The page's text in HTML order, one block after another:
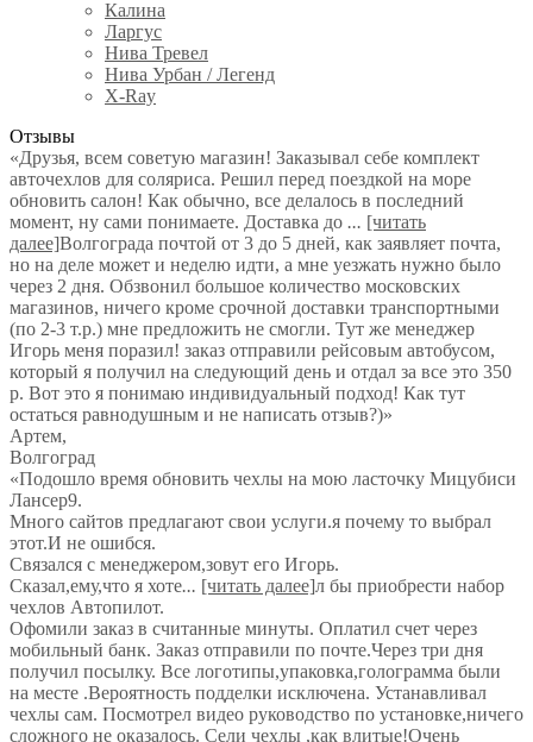
Калина
Ларгус
Нива Тревел
Нива Урбан / Легенд
X-Ray
Отзывы
«Друзья, всем советую магазин! Заказывал себе комплект
авточехлов для соляриса. Решил перед поездкой на море
обновить салон! Как обычно, все делалось в последний
момент, ну сами понимаете. Доставка до ... [читать
далее]Волгограда почтой от 3 до 5 дней, как заявляет почта,
но на деле может и неделю идти, а мне уезжать нужно было
через 2 дня. Обзвонил большое количество московских
магазинов, ничего кроме срочной доставки транспортными
(по 2-3 т.р.) мне предложить не смогли. Тут же менеджер
Игорь меня поразил! заказ отправили рейсовым автобусом,
который я получил на следующий день и отдал за все это 350
р. Вот это я понимаю индивидуальный подход! Как тут
остаться равнодушным и не написать отзыв?)»
Артем,
Волгоград
«Подошло время обновить чехлы на мою ласточку Мицубиси
Лансер9.
Много сайтов предлагают свои услуги.я почему то выбрал
этот.И не ошибся.
Связался с менеджером,зовут его Игорь.
Сказал,ему,что я хоте... [читать далее]л бы приобрести набор
чехлов Автопилот.
Офомили заказ в считанные минуты. Оплатил счет через
мобильный банк. Заказ отправили по почте.Через три дня
получил посылку. Все логотипы,упаковка,голограмма были
на месте .Вероятность подделки исключена. Устанавливал
чехлы сам. Посмотрел видео руководство по установке,ничего
сложного не оказалось. Сели чехлы ,как влитые!Очень